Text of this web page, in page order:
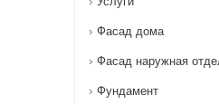
Фасад дома
Фасад наружная
Фундамент